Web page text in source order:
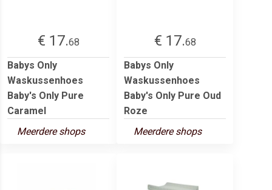
€ 17.68
Babys Only
Waskussenhoes
Baby's Only Pure
Caramel
Meerdere shops
€ 17.68
Babys Only
Waskussenhoes
Baby's Only Pure Oud
Roze
Meerdere shops